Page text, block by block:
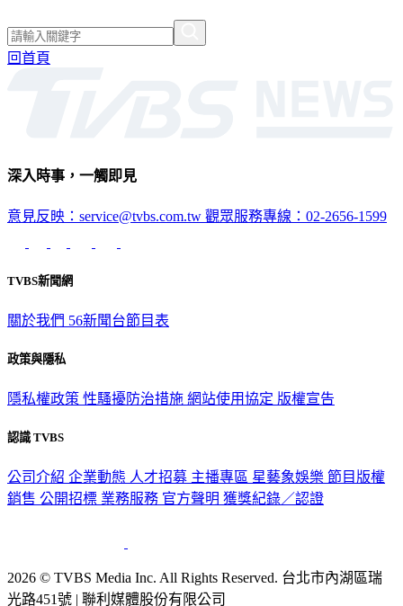
回首頁
深入時事，一觸即見
意見反映：service@tvbs.com.tw 觀眾服務專線：02-2656-1599
TVBS新聞網
關於我們 56新聞台節目表
政策與隱私
隱私權政策 性騷擾防治措施 網站使用協定 版權宣告
認識 TVBS
公司介紹 企業動態 人才招募 主播專區 星藝象娛樂 節目版權
銷售 公開招標 業務服務 官方聲明 獲獎紀錄／認證
2026 © TVBS Media Inc. All Rights Reserved. 台北市內湖區瑞
光路451號 | 聯利媒體股份有限公司